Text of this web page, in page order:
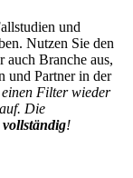
und
Nutzen Sie den
auch Branche aus,
und Partner in der
Filter wieder
Die
!